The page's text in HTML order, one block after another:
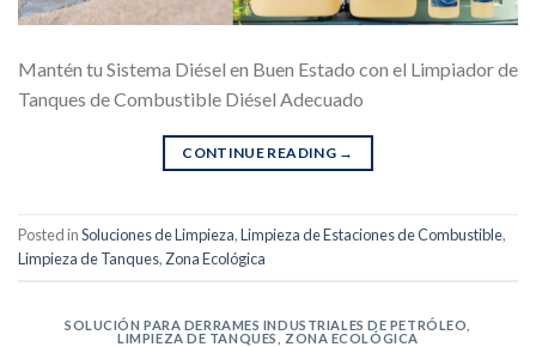
Mantén tu Sistema Diésel en Buen Estado con el Limpiador de
Tanques de Combustible Diésel Adecuado
CONTINUE READING →
Posted inSoluciones de Limpieza,Limpieza de Estaciones de Combustible,
Limpieza de Tanques, Zona Ecológica
SOLUCIÓN PARA DERRAMES INDUSTRIALES DE PETRÓLEO
LIMPIEZA DE TANQUES
ZONA ECOLÓGICA